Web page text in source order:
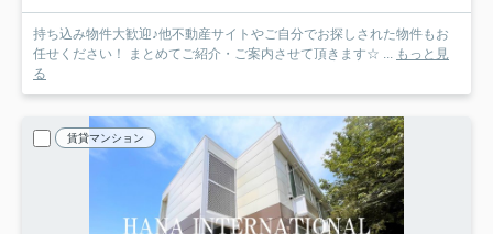
持ち込み物件大歓迎♪他不動産サイトやご自分でお探しされた物件もお
任せください！ まとめてご紹介・ご案内させて頂きます☆ ... もっと見
る
賃貸マンション